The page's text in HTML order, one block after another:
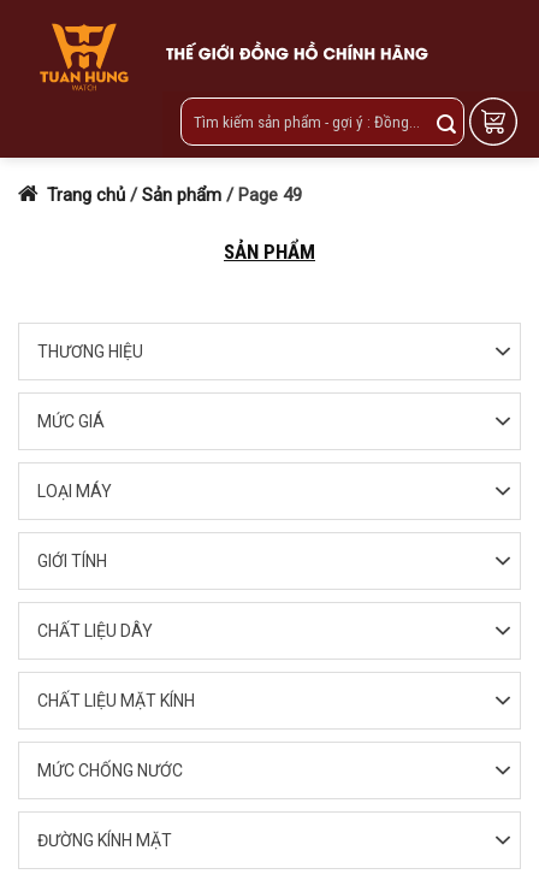
content
Trang chủ /Sản phẩm / Page 49
SẢN PHẨM
THƯƠNG HIỆU
MỨC GIÁ
LOẠI MÁY
GIỚI TÍNH
CHẤT LIỆU DÂY
CHẤT LIỆU MẶT KÍNH
MỨC CHỐNG NƯỚC
ĐƯỜNG KÍNH MẶT